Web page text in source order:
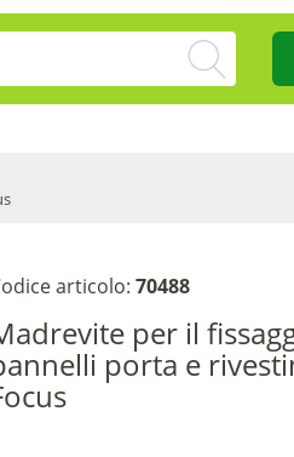
articolo:70488
per il
porta e